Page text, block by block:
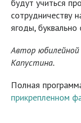
будут учиться
сотрудничеству
ягоды,
Автор
Капустина.
Полная
прикрепленном